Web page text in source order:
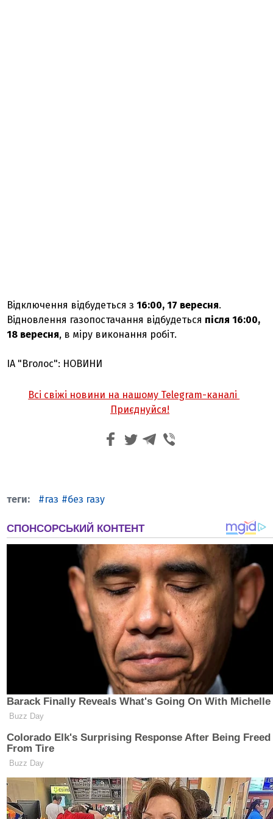
Відключення відбудеться з16:00, 17 вересня.
Відновлення газопостачання відбудеться після 16:00,
18 вересня, в міру виконання робіт.
ІА "Вголос": НОВИНИ
Всі свіжі новини на нашому Telegram-каналі
Приєднуйся!
газ без газу